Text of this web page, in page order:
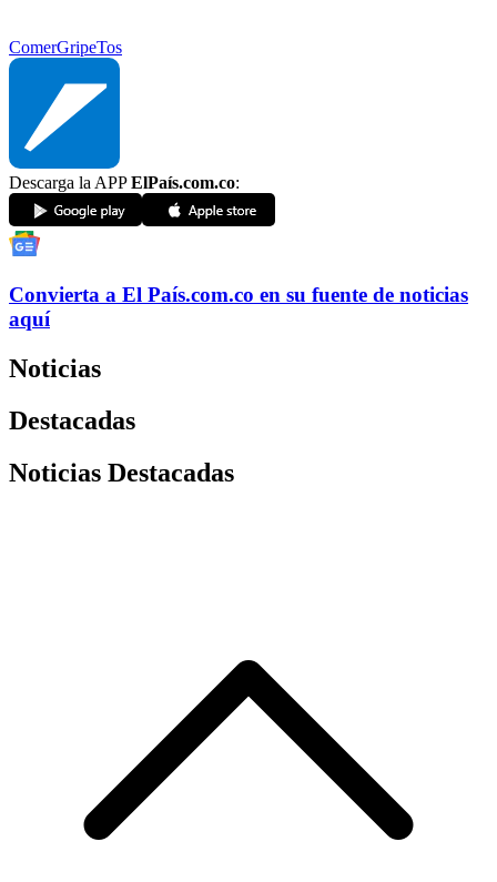
ComerGripeTos
Descarga la APPElPaís.com.co:
Convierta a El País.com.co en su fuente de noticias
aquí
Noticias
Destacadas
Noticias Destacadas